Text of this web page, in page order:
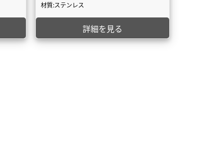
材質:ステンレス
詳細を見る